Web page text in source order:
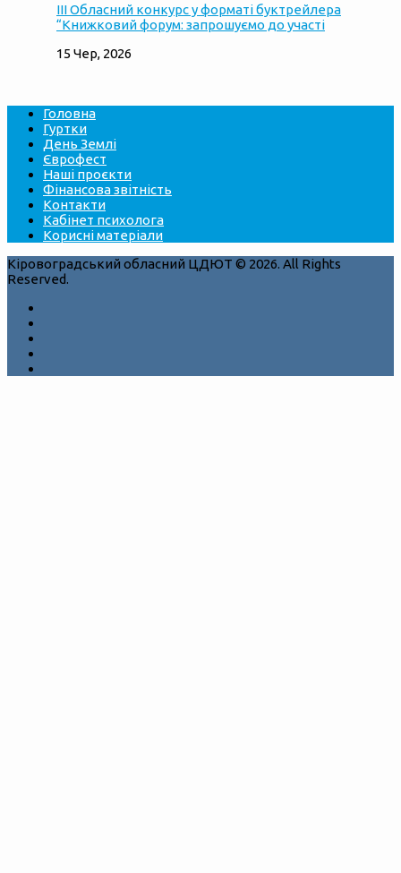
ІІІ Обласний конкурс у форматі буктрейлера
“Книжковий форум: запрошуємо до участі
15 Чер, 2026
Головна
Гуртки
День Землі
Єврофест
Наші проєкти
Фінансова звітність
Контакти
Кабінет психолога
Корисні матеріали
Кіровоградський обласний ЦДЮТ © 2026. All Rights
Reserved.